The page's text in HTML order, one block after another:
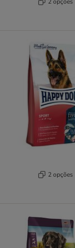
2 opções